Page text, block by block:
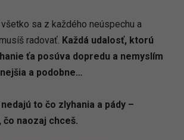
sa z každého neúspechu a
radovať. Každá udalosť, ktorú
ťa posúva dopredu a nemyslím
a podobne…
to čo zlyhania a pády –
naozaj chceš.